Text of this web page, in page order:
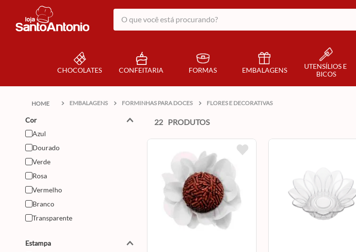
O que você está procurando?
CHOCOLATES CONFEITARIA FORMAS EMBALAGENS
UTENSÍLIOS E
BICOS
EMBALAGENS FORMINHAS PARA DOCES FLORES E DECORATIVAS
Cor
Azul
Dourado
Verde
Rosa
Vermelho
Branco
Transparente
Estampa
22 PRODUTOS